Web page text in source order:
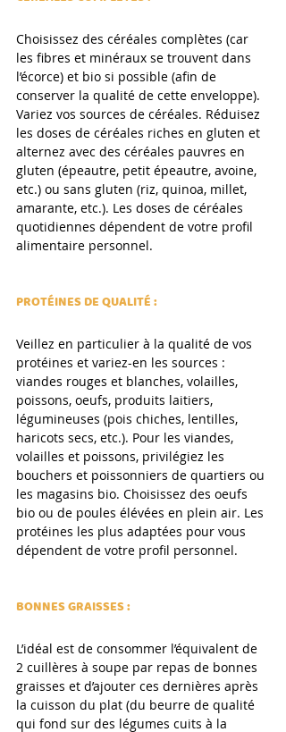
Choisissez des céréales complètes (car
les fibres et minéraux se trouvent dans
l’écorce) et bio si possible (afin de
conserver la qualité de cette enveloppe).
Variez vos sources de céréales. Réduisez
les doses de céréales riches en gluten et
alternez avec des céréales pauvres en
gluten (épeautre, petit épeautre, avoine,
etc.) ou sans gluten (riz, quinoa, millet,
amarante, etc.). Les doses de céréales
quotidiennes dépendent de votre profil
alimentaire personnel.
PROTÉINES DE QUALITÉ :
Veillez en particulier à la qualité de vos
protéines et variez-en les sources :
viandes rouges et blanches, volailles,
poissons, oeufs, produits laitiers,
légumineuses (pois chiches, lentilles,
haricots secs, etc.). Pour les viandes,
volailles et poissons, privilégiez les
bouchers et poissonniers de quartiers ou
les magasins bio. Choisissez des oeufs
bio ou de poules élévées en plein air. Les
protéines les plus adaptées pour vous
dépendent de votre profil personnel.
BONNES GRAISSES :
L’idéal est de consommer l’équivalent de
2 cuillères à soupe par repas de bonnes
graisses et d’ajouter ces dernières après
la cuisson du plat (du beurre de qualité
qui fond sur des légumes cuits à la